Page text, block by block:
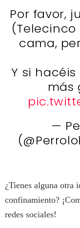
Por favor,
cama,
Y si
más
—
¿Tienes alguna otra
confinamiento?
redes sociales!